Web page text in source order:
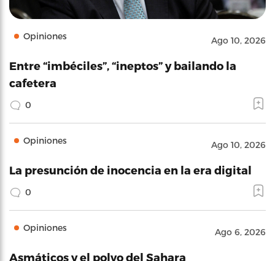
Opiniones Ago 10, 2026
Entre “imbéciles”, “ineptos” y bailando la
cafetera
0
Opiniones Ago 10, 2026
La presunción de inocencia en la era digital
0
Opiniones Ago 6, 2026
Asmáticos y el polvo del Sahara